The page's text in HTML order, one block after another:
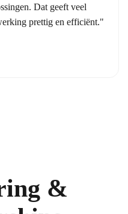
Dat geeft veel
prettig en efficiënt."
&